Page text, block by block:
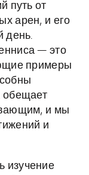
путь от
арен, и его
день.
— это
примеры
обещает
и мы
и
изучение